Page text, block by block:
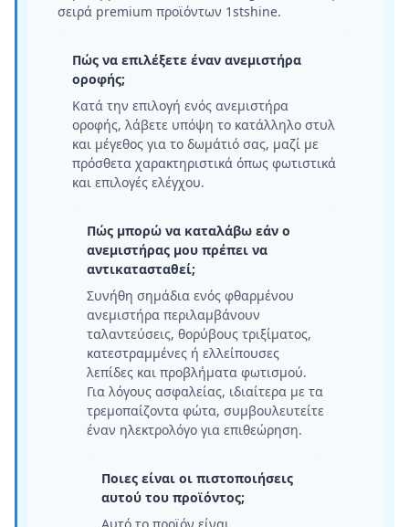
σειρά premium προϊόντων 1stshine.
Πώς να επιλέξετε έναν ανεμιστήρα
οροφής;
Κατά την επιλογή ενός ανεμιστήρα
οροφής, λάβετε υπόψη το κατάλληλο στυλ
και μέγεθος για το δωμάτιό σας, μαζί με
πρόσθετα χαρακτηριστικά όπως φωτιστικά
και επιλογές ελέγχου.
Πώς μπορώ να καταλάβω εάν ο
ανεμιστήρας μου πρέπει να
αντικατασταθεί;
Συνήθη σημάδια ενός φθαρμένου
ανεμιστήρα περιλαμβάνουν
ταλαντεύσεις, θορύβους τριξίματος,
κατεστραμμένες ή ελλείπουσες
λεπίδες και προβλήματα φωτισμού.
Για λόγους ασφαλείας, ιδιαίτερα με τα
τρεμοπαίζοντα φώτα, συμβουλευτείτε
έναν ηλεκτρολόγο για επιθεώρηση.
Ποιες είναι οι πιστοποιήσεις
αυτού του προϊόντος;